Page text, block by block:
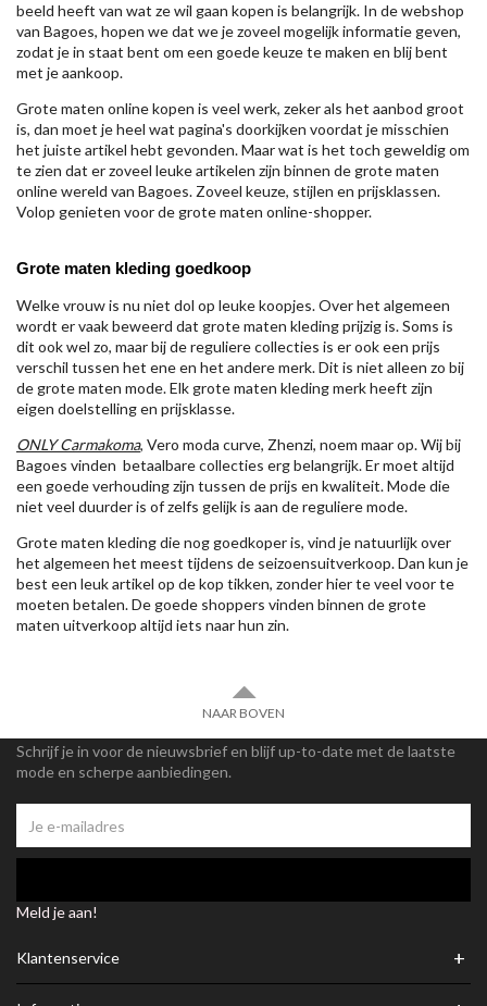
beeld heeft van wat ze wil gaan kopen is belangrijk. In de webshop
van Bagoes, hopen we dat we je zoveel mogelijk informatie geven,
zodat je in staat bent om een goede keuze te maken en blij bent
met je aankoop.
Grote maten online kopen is veel werk, zeker als het aanbod groot
is, dan moet je heel wat pagina's doorkijken voordat je misschien
het juiste artikel hebt gevonden. Maar wat is het toch geweldig om
te zien dat er zoveel leuke artikelen zijn binnen de grote maten
online wereld van Bagoes. Zoveel keuze, stijlen en prijsklassen.
Volop genieten voor de grote maten online-shopper.
Grote maten kleding goedkoop
Welke vrouw is nu niet dol op leuke koopjes. Over het algemeen
wordt er vaak beweerd dat grote maten kleding prijzig is. Soms is
dit ook wel zo, maar bij de reguliere collecties is er ook een prijs
verschil tussen het ene en het andere merk. Dit is niet alleen zo bij
de grote maten mode. Elk grote maten kleding merk heeft zijn
eigen doelstelling en prijsklasse.
ONLY Carmakoma, Vero moda curve, Zhenzi, noem maar op. Wij bij
Bagoes vinden betaalbare collecties erg belangrijk. Er moet altijd
een goede verhouding zijn tussen de prijs en kwaliteit. Mode die
niet veel duurder is of zelfs gelijk is aan de reguliere mode.
Grote maten kleding die nog goedkoper is, vind je natuurlijk over
het algemeen het meest tijdens de seizoensuitverkoop. Dan kun je
best een leuk artikel op de kop tikken, zonder hier te veel voor te
moeten betalen. De goede shoppers vinden binnen de grote
maten uitverkoop altijd iets naar hun zin.
NAAR BOVEN
Schrijf je in voor de nieuwsbrief en blijf up-to-date met de laatste
mode en scherpe aanbiedingen.
Meld je aan!
Klantenservice +